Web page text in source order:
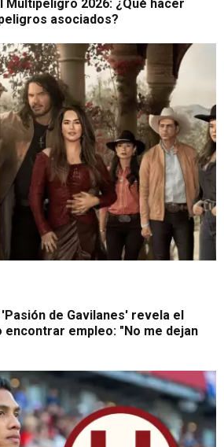
Multipeligro 2026: ¿Qué hacer
asociados?
de Gavilanes' revela el
encontrar empleo: "No me dejan